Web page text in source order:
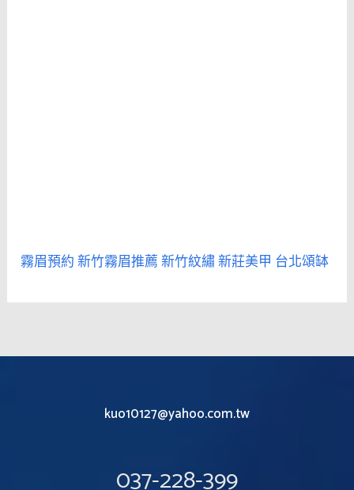
霧眉預約新竹霧眉推薦新竹紋繡新莊美甲 台北頌缽
kuo10127@yahoo.com.tw
037-228-399